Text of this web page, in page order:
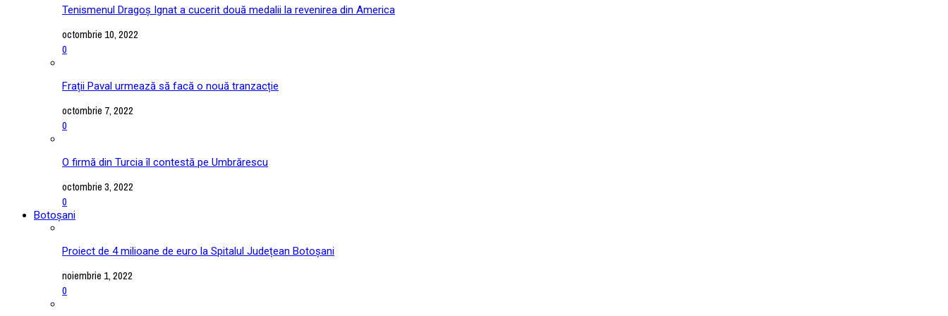
Tenismenul Dragoș Ignat a cucerit două medalii la revenirea din America
octombrie 10, 2022
0
Frații Paval urmează să facă o nouă tranzacție
octombrie 7, 2022
0
O firmă din Turcia îl contestă pe Umbrărescu
octombrie 3, 2022
0
Botoșani
Proiect de 4 milioane de euro la Spitalul Județean Botoșani
noiembrie 1, 2022
0